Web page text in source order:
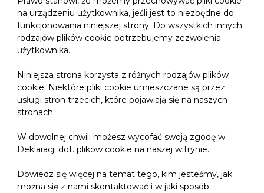
na urządzeniu użytkownika, jeśli jest to niezbędne do
funkcjonowania niniejszej strony. Do wszystkich innych
rodzajów plików cookie potrzebujemy zezwolenia
użytkownika.
Niniejsza strona korzysta z różnych rodzajów plików
cookie. Niektóre pliki cookie umieszczane są przez
usługi stron trzecich, które pojawiają się na naszych
stronach.
W dowolnej chwili możesz wycofać swoją zgodę w
Deklaracji dot. plików cookie na naszej witrynie.
Dowiedz się więcej na temat tego, kim jesteśmy, jak
można się z nami skontaktować i w jaki sposób